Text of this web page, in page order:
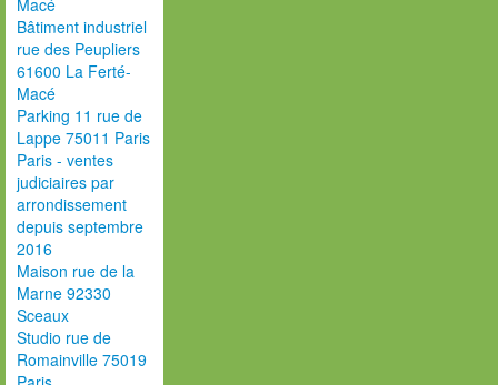
Macé
Bâtiment industriel
rue des Peupliers
61600 La Ferté-
Macé
Parking 11 rue de
Lappe 75011 Paris
Paris - ventes
judiciaires par
arrondissement
depuis septembre
2016
Maison rue de la
Marne 92330
Sceaux
Studio rue de
Romainville 75019